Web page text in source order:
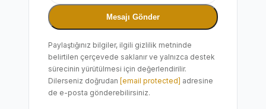
Mesajı Gönder
Paylaştığınız bilgiler, ilgili gizlilik metninde
belirtilen çerçevede saklanır ve yalnızca destek
sürecinin yürütülmesi için değerlendirilir.
Dilerseniz doğrudan [email protected] adresine
de e-posta gönderebilirsiniz.